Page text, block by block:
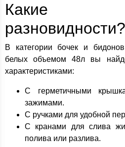
Какие
разновидности?
В категории бочек и
белых объемом 48л вы
характеристиками:
С герметичными
зажимами.
С ручками для удобной
С кранами для слива
полива или разлива.